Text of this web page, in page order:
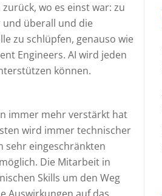
wo es einst war: zu
und überall und die
zu schlüpfen, genauso wie
Engineers. AI wird jeden
können.
immer mehr verstärkt hat
wird immer technischer
sehr eingeschränkten
Die Mitarbeit in
Skills um den Weg